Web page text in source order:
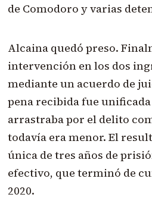
de Comodoro y varias
Alcaina quedó preso.
intervención en los dos
mediante un acuerdo de
pena recibida fue
arrastraba por el delito
todavía era menor. El
única de tres años de
efectivo, que terminó de
2020.